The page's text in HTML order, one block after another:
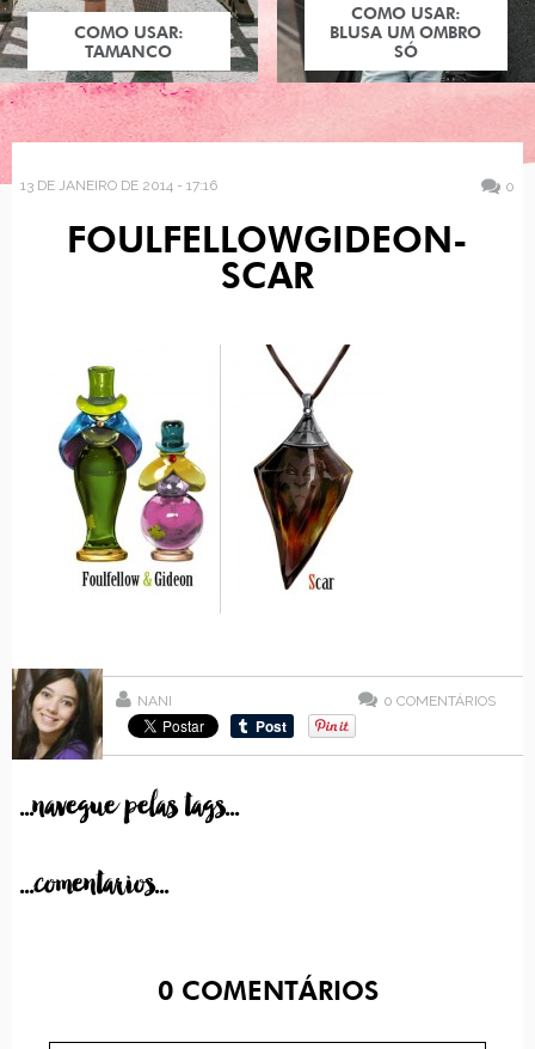
COMO USAR:
TAMANCO
COMO USAR:
BLUSA UM OMBRO
SÓ
13 DE JANEIRO DE 2014 - 17:16 0
FOULFELLOWGIDEON-
SCAR
NANI 0 COMENTÁRIOS
...navegue pelas tags...
...comentarios...
0COMENTÁRIOS